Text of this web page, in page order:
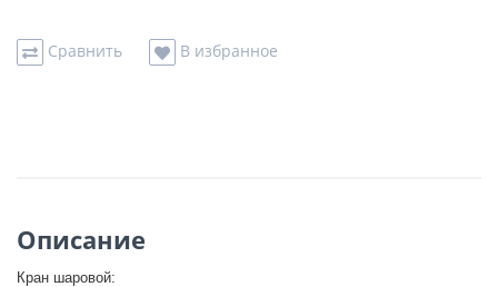
Сравнить В избранное
Описание
Кран шаровой: